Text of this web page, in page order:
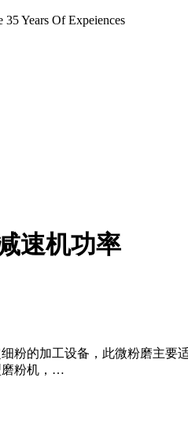
35 Years Of Expeiences
速机功率
粉的加工设备，此微粉磨主要
磨粉机，…